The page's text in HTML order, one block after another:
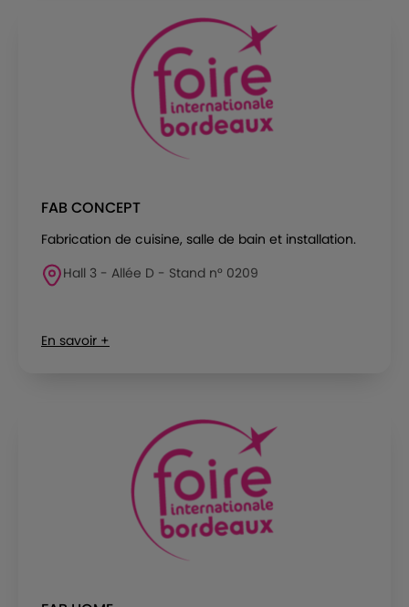
FAB CONCEPT
Fabrication de cuisine, salle de bain et installation.
Hall 3 - Allée D - Stand n° 0209
En savoir +